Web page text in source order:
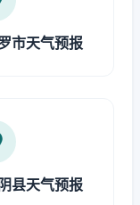
市天气预报
县天气预报